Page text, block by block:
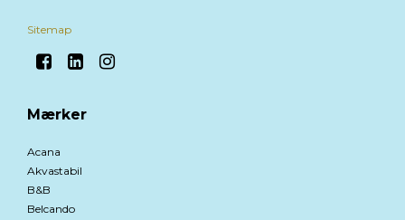
Sitemap
Mærker
Acana
Akvastabil
B&B
Belcando